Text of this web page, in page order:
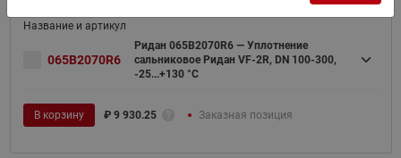
065B2070R6
Ридан 065B2070R6 — Уплотнение
сальниковое Ридан VF-2R, DN 100-300,
-25...+130 °С
В корзину ₽ 9 930.25 Заказная позиция